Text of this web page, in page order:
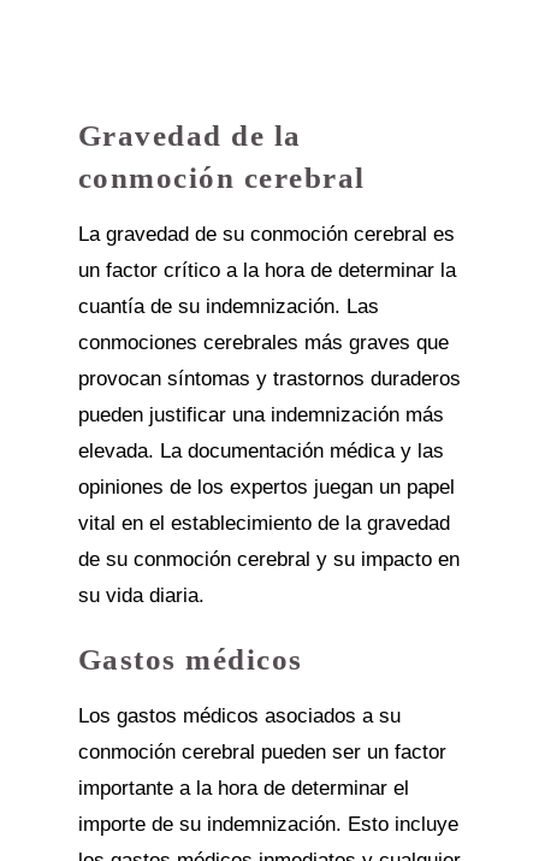
Gravedad de la
conmoción cerebral
La gravedad de su conmoción cerebral es
un factor crítico a la hora de determinar la
cuantía de su indemnización. Las
conmociones cerebrales más graves que
provocan síntomas y trastornos duraderos
pueden justificar una indemnización más
elevada. La documentación médica y las
opiniones de los expertos juegan un papel
vital en el establecimiento de la gravedad
de su conmoción cerebral y su impacto en
su vida diaria.
Gastos médicos
Los gastos médicos asociados a su
conmoción cerebral pueden ser un factor
importante a la hora de determinar el
importe de su indemnización. Esto incluye